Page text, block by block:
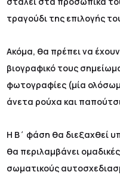
τραγούδι της επιλογής
Ακόμα, θα πρέπει να
βιογραφικό τους
φωτογραφίες (μία
άνετα ρούχα και
Η Β΄ φάση θα διεξαχθεί
θα περιλαμβάνει
σωματικούς